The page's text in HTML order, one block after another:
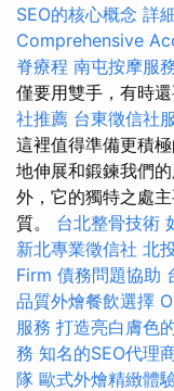
SEO的核心概念 詳
Comprehensive
脊療程 南屯按摩服
僅要用雙手，有時
社推薦 台東徵信社
這裡值得準備更積
地伸展和鍛鍊我們
外，它的獨特之處
質。 台北整骨技術
新北專業徵信社 北
Firm 債務問題協助
品質外燴餐飲選擇
服務 打造亮白膚色
務 知名的SEO代理
隊 歐式外燴精緻體